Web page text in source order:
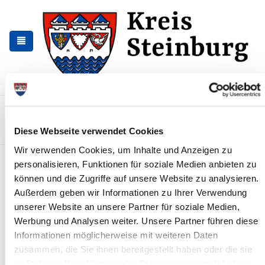
Diese Webseite verwendet Cookies
Wir verwenden Cookies, um Inhalte und Anzeigen zu
personalisieren, Funktionen für soziale Medien anbieten zu
können und die Zugriffe auf unsere Website zu analysieren.
Außerdem geben wir Informationen zu Ihrer Verwendung
unserer Website an unsere Partner für soziale Medien,
Werbung und Analysen weiter. Unsere Partner führen diese
Informationen möglicherweise mit weiteren Daten
zusammen, die Sie ihnen bereitgestellt haben oder die sie
springen
springen
Kontakt Sitemap Presse & Aktuelles Veranstaltungen
Karriere und Nachwuchskräfte
Ausschusssitzungen
News - Meldungen